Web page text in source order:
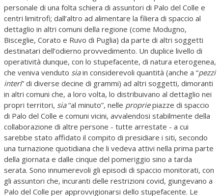
personale di una folta schiera di assuntori di Palo del Colle e
centri limitrofi; dall’altro ad alimentare la filiera di spaccio al
dettaglio in altri comuni della regione (come Modugno,
Bisceglie, Corato e Ruvo di Puglia) da parte di altri soggetti
destinatari dell’odierno provvedimento. Un duplice livello di
operatività dunque, con lo stupefacente, di natura eterogenea,
che veniva venduto siain considerevoli quantità (anche a “pezzi
interi” di diverse decine di grammi) ad altri soggetti, dimoranti
in altri comuni che, a loro volta, lo distribuivano al dettaglio nei
propri territori, sia“al minuto”, nelle propriepiazze di spaccio
di Palo del Colle e comuni vicini, avvalendosi stabilmente della
collaborazione di altre persone - tutte arrestate - a cui
sarebbe stato affidato il compito di presidiare i siti, secondo
una turnazione quotidiana che li vedeva attivi nella prima parte
della giornata e dalle cinque del pomeriggio sino a tarda
serata. Sono innumerevoli gli episodi di spaccio monitorati, con
gli assuntori che, incuranti delle restrizioni covid, giungevano a
Palo del Colle per approvvigionarsi dello stupefacente. Le